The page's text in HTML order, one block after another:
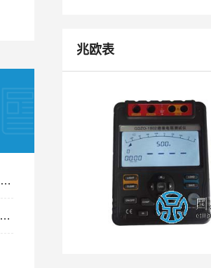
4×185 电力电缆高阻故障检测维修案例：四指套刀片划痕引发间歇性跳闸精准排查
随州城区某路段路灯铝芯电缆延时跳闸故障检测工程案例
兆欧表